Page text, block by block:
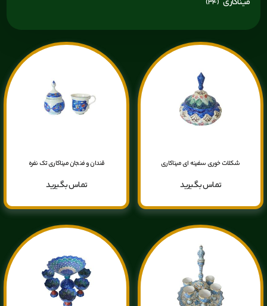
(34)
شکلات خوری سفینه ای میناکاری
تماس بگیرید
قندان و فنجان میناکاری تک نفره
تماس بگیرید